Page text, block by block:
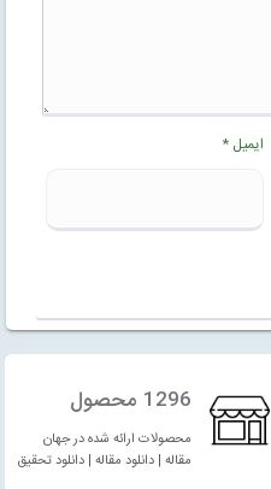
ایمیل*
1296 محصول
محصولات ارائه شده در جهان
مقاله | دانلود مقاله | دانلود تحقیق